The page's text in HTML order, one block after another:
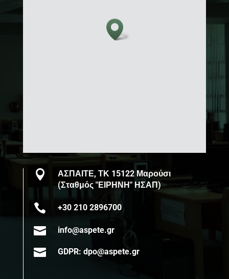

ΑΣΠΑΙΤΕ, ΤΚ 15122 Μαρούσι
(Σταθμός "ΕΙΡΗΝΗ" ΗΣΑΠ)
 +30 210 2896700
 info@aspete.gr
 GDPR: dpo@aspete.gr